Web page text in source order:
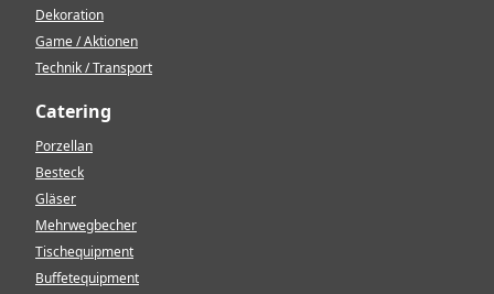
Dekoration
Game / Aktionen
Technik / Transport
Catering
Porzellan
Besteck
Gläser
Mehrwegbecher
Tischequipment
Buffetequipment